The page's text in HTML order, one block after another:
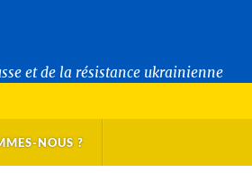
et de la résistance ukrainienne
NOUS ?